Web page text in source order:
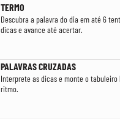
TERMO
Descubra a palavra do dia em até 6
dicas e avance até acertar.
PALAVRAS CRUZADAS
Interprete as dicas e monte o
ritmo.